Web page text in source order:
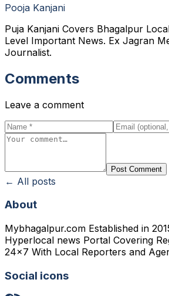
Pooja Kanjani
Puja Kanjani Covers Bhagalpur
Level Important News. Ex Jagran
Journalist.
Comments
Leave a comment
Post Comment
← All posts
About
Mybhagalpur.com Established in
Hyperlocal news Portal Covering
24x7 With Local Reporters and
Social icons